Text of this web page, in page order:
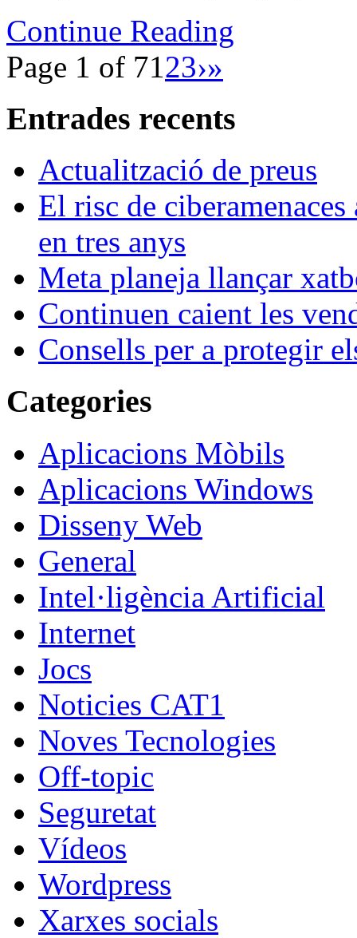
Continue Reading
Page 1 of 7123›»
Entrades recents
Actualització de preus
El risc de
en tres anys
Meta planeja llançar
Continuen caient les
Consells per a protegir
Categories
Aplicacions Mòbils
Aplicacions Windows
Disseny Web
General
Intel·ligència Artificial
Internet
Jocs
Noticies CAT1
Noves Tecnologies
Off-topic
Seguretat
Vídeos
Wordpress
Xarxes socials